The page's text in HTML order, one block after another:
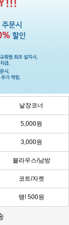
낱장코너
5,000원
3,000원
블라우스/남방
코트/자켓
땡! 500원